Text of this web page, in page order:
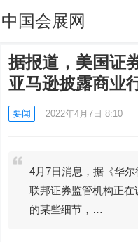
中国会展网
据报道，美国证
亚马逊披露商业
要闻 2022年4月7日 8:10
4月7日消息，据《华
联邦证券监管机构正
的某些细节，…